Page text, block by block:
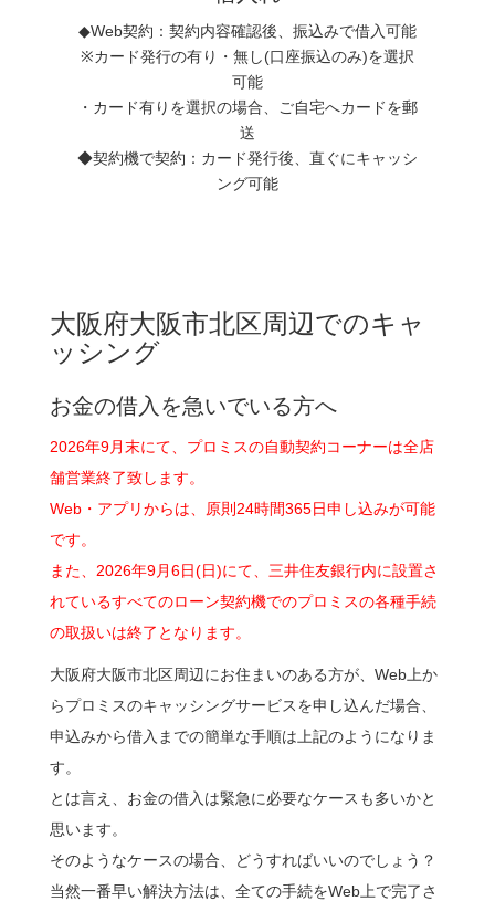
◆Web契約：契約内容確認後、振込みで借入可能
※カード発行の有り・無し(口座振込のみ)を選択
可能
・カード有りを選択の場合、ご自宅へカードを郵
送
◆契約機で契約：カード発行後、直ぐにキャッシ
ング可能
大阪府大阪市北区周辺でのキャ
ッシング
お金の借入を急いでいる方へ
2026年9月末にて、プロミスの自動契約コーナーは全店
舗営業終了致します。
Web・アプリからは、原則24時間365日申し込みが可能
です。
また、2026年9月6日(日)にて、三井住友銀行内に設置さ
れているすべてのローン契約機でのプロミスの各種手続
の取扱いは終了となります。
大阪府大阪市北区周辺にお住まいのある方が、Web上か
らプロミスのキャッシングサービスを申し込んだ場合、
申込みから借入までの簡単な手順は上記のようになりま
す。
とは言え、お金の借入は緊急に必要なケースも多いかと
思います。
そのようなケースの場合、どうすればいいのでしょう？
当然一番早い解決方法は、全ての手続をWeb上で完了さ